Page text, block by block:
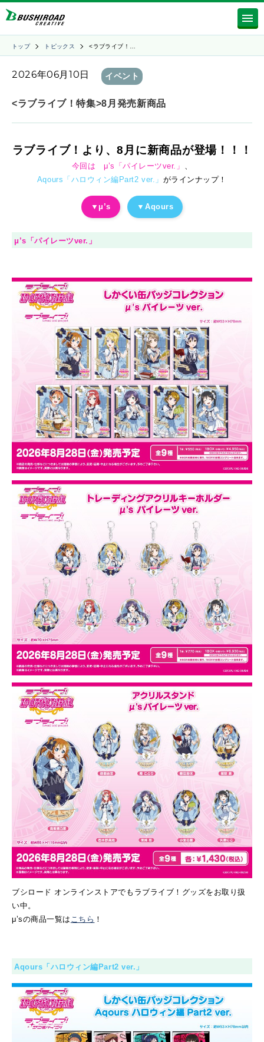
トップ トピックス <ラブライブ！…
2026年06月10日 イベント
<ラブライブ！特集>8月発売新商品
ラブライブ！より、8月に新商品が登場！！！
今回は μ’s「パイレーツver.」 、
Aqours「ハロウィン編Part2 ver.」 がラインナップ！
▼μ’s ▼Aqours
μ’s「パイレーツver.」
ブシロード オンラインストアでもラブライブ！グッズをお取り扱
い中。
μ’sの商品一覧は こちら ！
Aqours「ハロウィン編Part2 ver.」